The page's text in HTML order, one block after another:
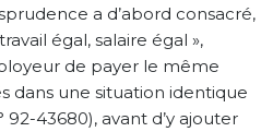
a d’abord consacré,
égal, salaire égal »,
de payer le même
dans une situation identique
92-43680), avant d’y ajouter